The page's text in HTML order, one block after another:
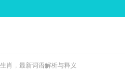
肖，最新词语解析与释义